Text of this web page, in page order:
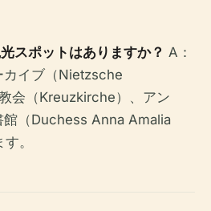
スポットはありますか？ A：
カイブ（Nietzsche
会（Kreuzkirche）、アン
館（Duchess Anna Amalia
。